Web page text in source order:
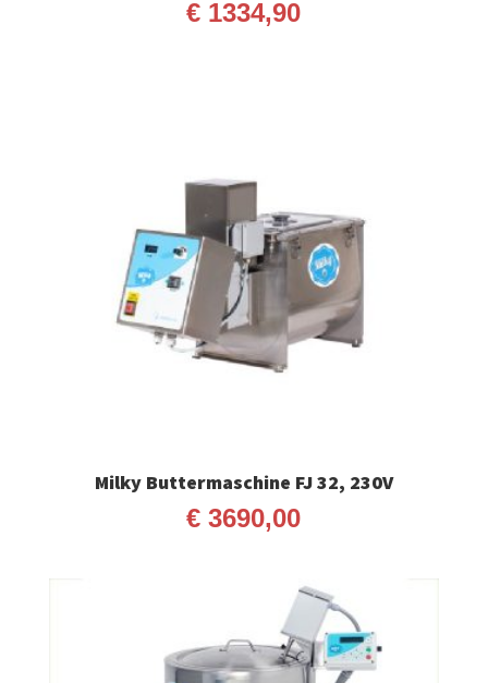
€ 1334,90
Milky Buttermaschine FJ 32, 230V
€ 3690,00